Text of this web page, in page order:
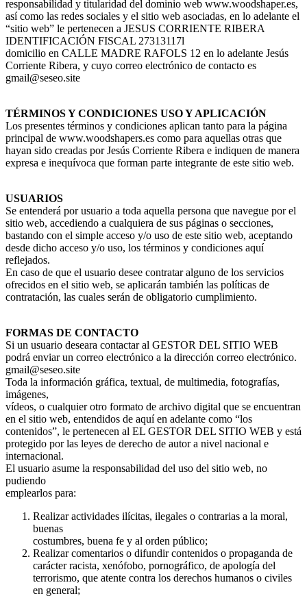
responsabilidad y titularidad del dominio web www.woodshaper.es,
así como las redes sociales y el sitio web asociadas, en lo adelante el
“sitio web” le pertenecen a JESUS CORRIENTE RIBERA
IDENTIFICACIÓN FISCAL 27313117l
domicilio en CALLE MADRE RAFOLS 12 en lo adelante Jesús
Corriente Ribera, y cuyo correo electrónico de contacto es
gmail@seseo.site
TÉRMINOS Y CONDICIONES USO Y APLICACIÓN
Los presentes términos y condiciones aplican tanto para la página
principal de www.woodshapers.es como para aquellas otras que
hayan sido creadas por Jesús Corriente Ribera e indiquen de manera
expresa e inequívoca que forman parte integrante de este sitio web.
USUARIOS
Se entenderá por usuario a toda aquella persona que navegue por el
sitio web, accediendo a cualquiera de sus páginas o secciones,
bastando con el simple acceso y/o uso de este sitio web, aceptando
desde dicho acceso y/o uso, los términos y condiciones aquí
reflejados.
En caso de que el usuario desee contratar alguno de los servicios
ofrecidos en el sitio web, se aplicarán también las políticas de
contratación, las cuales serán de obligatorio cumplimiento.
FORMAS DE CONTACTO
Si un usuario deseara contactar al GESTOR DEL SITIO WEB
podrá enviar un correo electrónico a la dirección correo electrónico.
gmail@seseo.site
Toda la información gráfica, textual, de multimedia, fotografías,
imágenes,
vídeos, o cualquier otro formato de archivo digital que se encuentran
en el sitio web, entendidos de aquí en adelante como “los
contenidos”, le pertenecen al EL GESTOR DEL SITIO WEB y está
protegido por las leyes de derecho de autor a nivel nacional e
internacional.
El usuario asume la responsabilidad del uso del sitio web, no
pudiendo
emplearlos para:
Realizar actividades ilícitas, ilegales o contrarias a la moral,
buenas
costumbres, buena fe y al orden público;
Realizar comentarios o difundir contenidos o propaganda de
carácter racista, xenófobo, pornográfico, de apología del
terrorismo, que atente contra los derechos humanos o civiles
en general;